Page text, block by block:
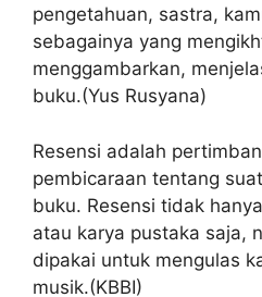
pengetahuan, sastra,
sebagainya yang
menggambarkan,
buku.(Yus Rusyana)
Resensi adalah
pembicaraan tentang
buku. Resensi tidak
atau karya pustaka saja,
dipakai untuk mengulas
musik.(KBBI)